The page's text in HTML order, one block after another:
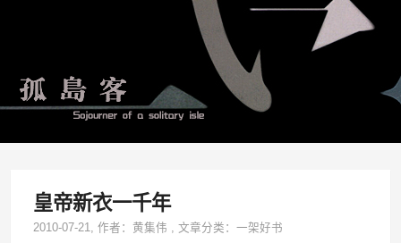
皇帝新衣一千年
2010-07-21, 作者：黄集伟 ,文章分类：一架好书